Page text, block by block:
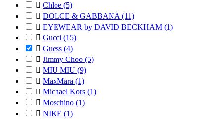
 Chloe (5)
 DOLCE & GABBANA (11)
 EYEWEAR by DAVID BECKHAM (1)
 Gucci (15)
 Guess (4)
 Jimmy Choo (5)
 MIU MIU (9)
 MaxMara (1)
 Michael Kors (1)
 Moschino (1)
 NIKE (1)